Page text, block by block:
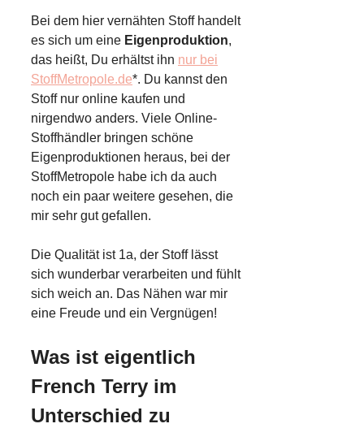
Bei dem hier vernähten Stoff handelt
es sich um eine Eigenproduktion,
das heißt, Du erhältst ihn nur bei
StoffMetropole.de*. Du kannst den
Stoff nur online kaufen und
nirgendwo anders. Viele Online-
Stoffhändler bringen schöne
Eigenproduktionen heraus, bei der
StoffMetropole habe ich da auch
noch ein paar weitere gesehen, die
mir sehr gut gefallen.
Die Qualität ist 1a, der Stoff lässt
sich wunderbar verarbeiten und fühlt
sich weich an. Das Nähen war mir
eine Freude und ein Vergnügen!
Was ist eigentlich
French Terry im
Unterschied zu